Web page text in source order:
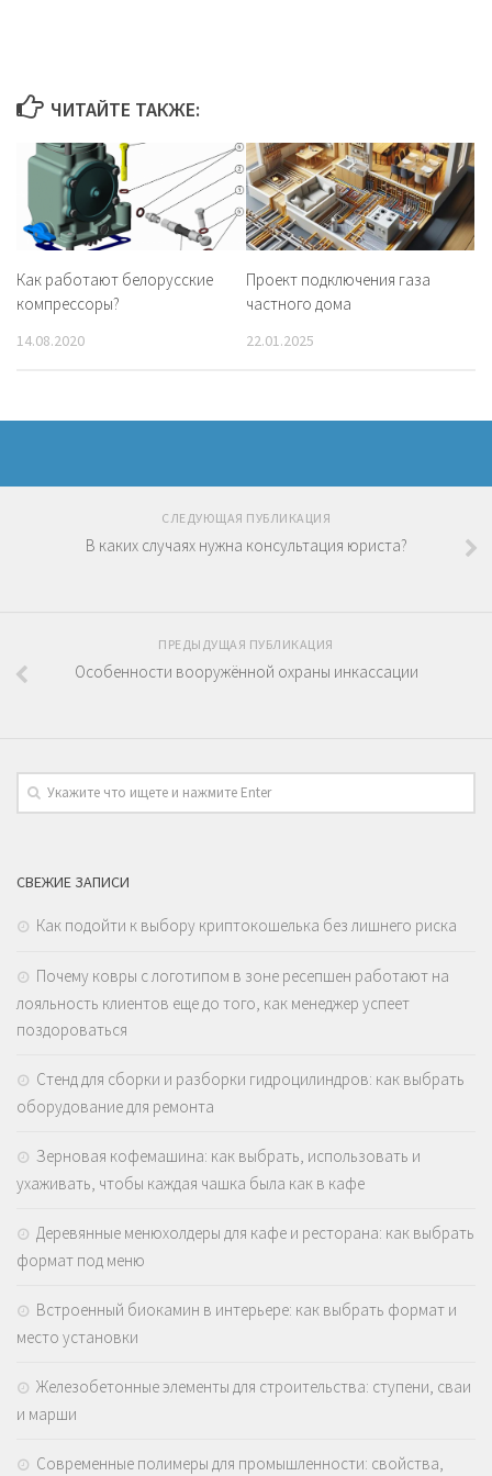
ЧИТАЙТЕ ТАКЖЕ:
Как работают белорусские
компрессоры?
14.08.2020
Проект подключения газа
частного дома
22.01.2025
СЛЕДУЮЩАЯ ПУБЛИКАЦИЯ
В каких случаях нужна консультация юриста?
ПРЕДЫДУЩАЯ ПУБЛИКАЦИЯ
Особенности вооружённой охраны инкассации
СВЕЖИЕ ЗАПИСИ
Как подойти к выбору криптокошелька без лишнего риска
Почему ковры с логотипом в зоне ресепшен работают на
лояльность клиентов еще до того, как менеджер успеет
поздороваться
Стенд для сборки и разборки гидроцилиндров: как выбрать
оборудование для ремонта
Зерновая кофемашина: как выбрать, использовать и
ухаживать, чтобы каждая чашка была как в кафе
Деревянные менюхолдеры для кафе и ресторана: как выбрать
формат под меню
Встроенный биокамин в интерьере: как выбрать формат и
место установки
Железобетонные элементы для строительства: ступени, сваи
и марши
Современные полимеры для промышленности: свойства,